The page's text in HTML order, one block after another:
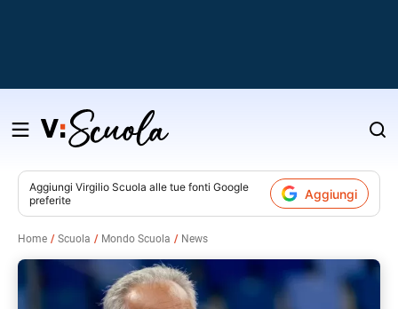
Salta
contenuto
Aggiungi Virgilio Scuola alle tue fonti Google
preferite
Aggiungi
Home Scuola Mondo Scuola News